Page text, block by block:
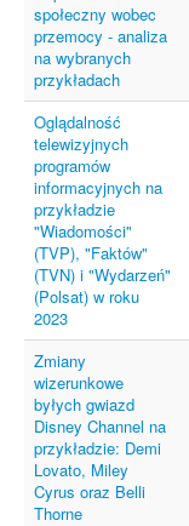
społeczny wobec
przemocy - analiza
na wybranych
przykładach
Oglądalność
telewizyjnych
programów
informacyjnych na
przykładzie
"Wiadomości"
(TVP), "Faktów"
(TVN) i "Wydarzeń"
(Polsat) w roku
2023
Zmiany
wizerunkowe
byłych gwiazd
Disney Channel na
przykładzie: Demi
Lovato, Miley
Cyrus oraz Belli
Thorne